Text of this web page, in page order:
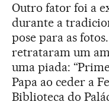
Outro fator foi a
durante a
pose para as
retrataram um
uma piada:
Papa ao ceder a
Biblioteca do